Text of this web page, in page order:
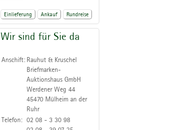
Einlieferung Ankauf Rundreise
Wir sind für Sie da
Anschift: Rauhut & Kruschel
Briefmarken-
Auktionshaus GmbH
Werdener Weg 44
45470 Mülheim an der
Ruhr
Telefon: 02 08 - 3 30 98